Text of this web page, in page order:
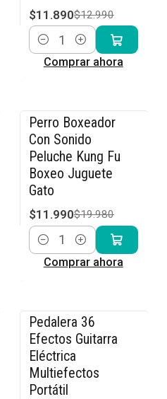
$11.890$12.990
Cantidad
Comprar ahora
-40% OFF
Perro Boxeador
Con Sonido
Peluche Kung Fu
Boxeo Juguete
Gato
$11.990$19.980
Cantidad
Comprar ahora
-23% OFF
Pedalera 36
Efectos Guitarra
Eléctrica
Multiefectos
Portátil